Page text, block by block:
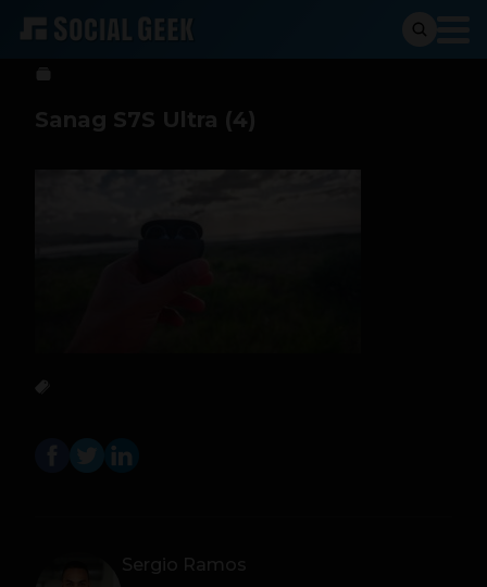
Sergio Ramos 27 de marzo de 2026
Sanag S7S Ultra (4)
Sergio Ramos